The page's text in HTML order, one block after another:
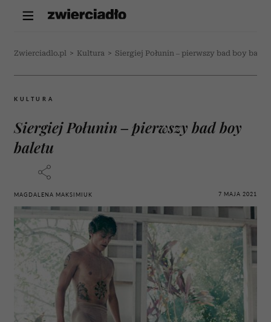
Zwierciadlo.pl > Kultura > Siergiej Połunin – pierwszy bad boy
KULTURA
Siergiej Połunin – pierwszy bad boy
baletu
MAGDALENA MAKSIMIUK 7 MAJA 2021